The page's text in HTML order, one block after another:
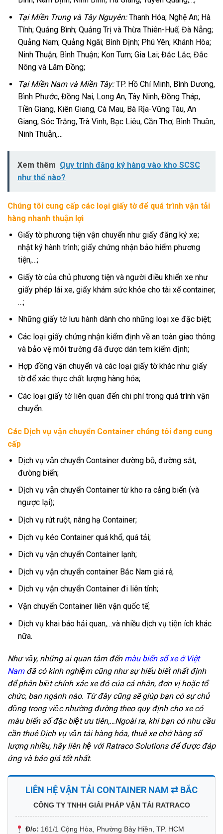
Tại Miền Trung và Tây Nguyên:Thanh Hóa; Nghệ An; Hà
Tĩnh; Quảng Bình; Quảng Trị và Thừa Thiên-Huế; Đà Nẵng;
Quảng Nam; Quảng Ngãi; Bình Định; Phú Yên; Khánh Hòa;
Ninh Thuận; Bình Thuận; Kon Tum; Gia Lai; Đắc Lắc; Đắc
Nông và Lâm Đồng;
Tại Miền Nam và Miền Tây:TP. Hồ Chí Minh, Bình Dương,
Bình Phước, Đồng Nai, Long An, Tây Ninh, Đồng Tháp,
Tiền Giang, Kiên Giang, Cà Mau, Bà Rịa-Vũng Tàu, An
Giang, Sóc Trăng, Trà Vinh, Bạc Liêu, Cần Thơ, Bình Thuận,
Ninh Thuận,…
Xem thêm Quy trình đăng ký hàng vào kho SCSC
như thế nào?
Chúng tôi cung cấp các loại giấy tờ để quá trình vận tải
hàng nhanh thuận lợi
Giấy tờ phương tiện vận chuyển như giấy đăng ký xe;
nhật ký hành trình; giấy chứng nhận bảo hiểm phương
tiện,…;
Giấy tờ của chủ phương tiện và người điều khiển xe như
giấy phép lái xe, giấy khám sức khỏe cho tài xế container,
…;
Những giấy tờ lưu hành dành cho những loại xe đặc biệt;
Các loại giấy chứng nhận kiểm định về an toàn giao thông
và bảo vệ môi trường đã được dán tem kiểm định;
Hợp đồng vận chuyển và các loại giấy tờ khác như giấy
tờ để xác thực chất lượng hàng hóa;
Các loại giấy tờ liên quan đến chi phí trong quá trình vận
chuyển.
Các Dịch vụ vận chuyển Container chúng tôi đang cung
cấp
Dịch vụ vận chuyển Container đường bộ, đường sắt,
đường biển;
Dịch vụ vận chuyển Container từ kho ra cảng biển (và
ngược lại);
Dịch vụ rút ruột, nâng hạ Container;
Dịch vụ kéo Container quá khổ, quá tải;
Dịch vụ vận chuyển Container lạnh;
Dịch vụ vận chuyển container Bắc Nam giá rẻ;
Dịch vụ vận chuyển Container đi liên tỉnh;
Vận chuyển Container liên vận quốc tế;
Dịch vụ khai báo hải quan,…và nhiều dịch vụ tiện ích khác
nữa.
Như vậy, những ai quan tâm đến màu biển số xe ở Việt
Namđã có kinh nghiệm cũng như sự hiểu biết nhất định
để phân biệt chính xác xe đó của cá nhân, đơn vị hoặc tổ
chức, ban ngành nào. Từ đây cũng sẽ giúp bạn có sự chủ
động trong việc nhường đường theo quy định cho xe có
màu biển số đặc biệt ưu tiên,…Ngoài ra, khi bạn có nhu cầu
cần thuê Dịch vụ vận tải hàng hóa, thuê xe chở hàng số
lượng nhiều, hãy liên hệ với Ratraco Solutions để được đáp
ứng và báo giá tốt nhất.
LIÊN HỆ VẬN TẢI CONTAINER NAM ⇄ BẮC
CÔNG TY TNHH GIẢI PHÁP VẬN TẢI RATRACO
Đ/c: 161/1 Cộng Hòa, Phường Bảy Hiền, TP. HCM